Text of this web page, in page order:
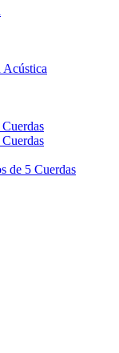
Acústica
de 5 Cuerdas